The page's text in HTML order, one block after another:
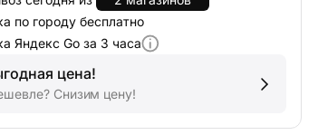
по городу бесплатно
Яндекс Go за 3 часа
цена!
Снизим цену!